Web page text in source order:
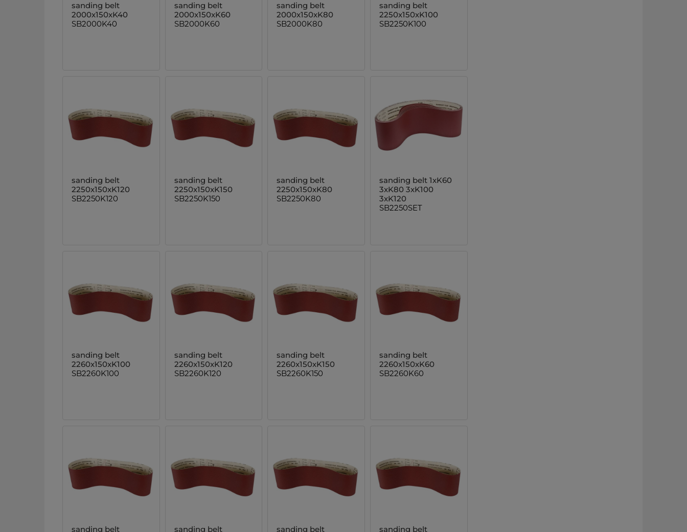
sanding belt
2000x150xK40
SB2000K40
sanding belt
2000x150xK60
SB2000K60
sanding belt
2000x150xK80
SB2000K80
sanding belt
2250x150xK100
SB2250K100
sanding belt
2250x150xK120
SB2250K120
sanding belt
2250x150xK150
SB2250K150
sanding belt
2250x150xK80
SB2250K80
sanding belt 1xK60
3xK80 3xK100
3xK120
SB2250SET
sanding belt
2260x150xK100
SB2260K100
sanding belt
2260x150xK120
SB2260K120
sanding belt
2260x150xK150
SB2260K150
sanding belt
2260x150xK60
SB2260K60
sanding belt sanding belt sanding belt sanding belt